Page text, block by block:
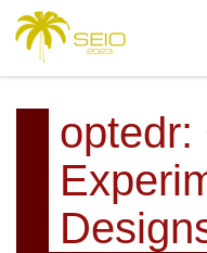
optedr: